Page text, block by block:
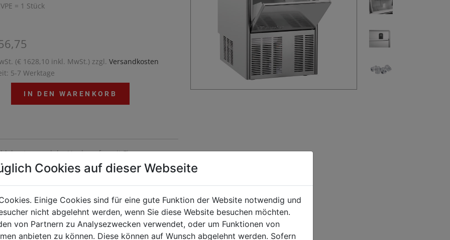
= 1 Stück
(€ 1628,10 inkl. MwSt.) zzgl. Versandkosten
5-7 Werktage
IN DEN WARENKORB
und der Verdampfer mit Fingern
dank des Fehlens von Pumpen und
einen geräuscharmen und reibungslosen
bei besonders harten Bedingungen.
Cookies auf dieser Webseite
Einige Cookies sind für eine gute Funktion der Website notwendig und
nicht abgelehnt werden, wenn Sie diese Website besuchen möchten.
von Partnern zu Analysezwecken verwendet, oder um Funktionen von
anbieten zu können. Diese können auf Wunsch abgelehnt werden. Sofern